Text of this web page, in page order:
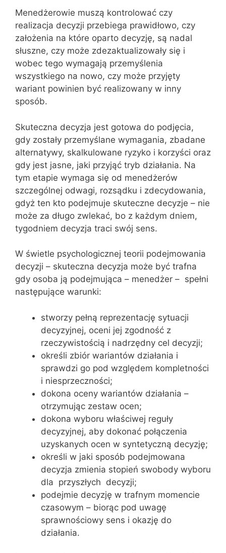
Menedżerowie muszą kontrolować czy
realizacja decyzji przebiega prawidłowo, czy
założenia na które oparto decyzję, są nadal
słuszne, czy może zdezaktualizowały się i
wobec tego wymagają przemyślenia
wszystkiego na nowo, czy może przyjęty
wariant powinien być realizowany w inny
sposób.
Skuteczna decyzja jest gotowa do podjęcia,
gdy zostały przemyślane wymagania, zbadane
alternatywy, skalkulowane ryzyko i korzyści oraz
gdy jest jasne, jaki przyjąć tryb działania. Na
tym etapie wymaga się od menedżerów
szczególnej odwagi, rozsądku i zdecydowania,
gdyż ten kto podejmuje skuteczne decyzje – nie
może za długo zwlekać, bo z każdym dniem,
tygodniem decyzja traci swój sens.
W świetle psychologicznej teorii podejmowania
decyzji – skuteczna decyzja może być trafna
gdy osoba ją podejmująca – menedżer – spełni
następujące warunki:
stworzy pełną reprezentację sytuacji
decyzyjnej, oceni jej zgodność z
rzeczywistością i nadrzędny cel decyzji;
określi zbiór wariantów działania i
sprawdzi go pod względem kompletności
i niesprzeczności;
dokona oceny wariantów działania –
otrzymując zestaw ocen;
dokona wyboru właściwej reguły
decyzyjnej, aby dokonać połączenia
uzyskanych ocen w syntetyczną decyzję;
określi w jaki sposób podejmowana
decyzja zmienia stopień swobody wyboru
dla przyszłych decyzji;
podejmie decyzję w trafnym momencie
czasowym – biorąc pod uwagę
sprawnościowy sens i okazję do
działania.